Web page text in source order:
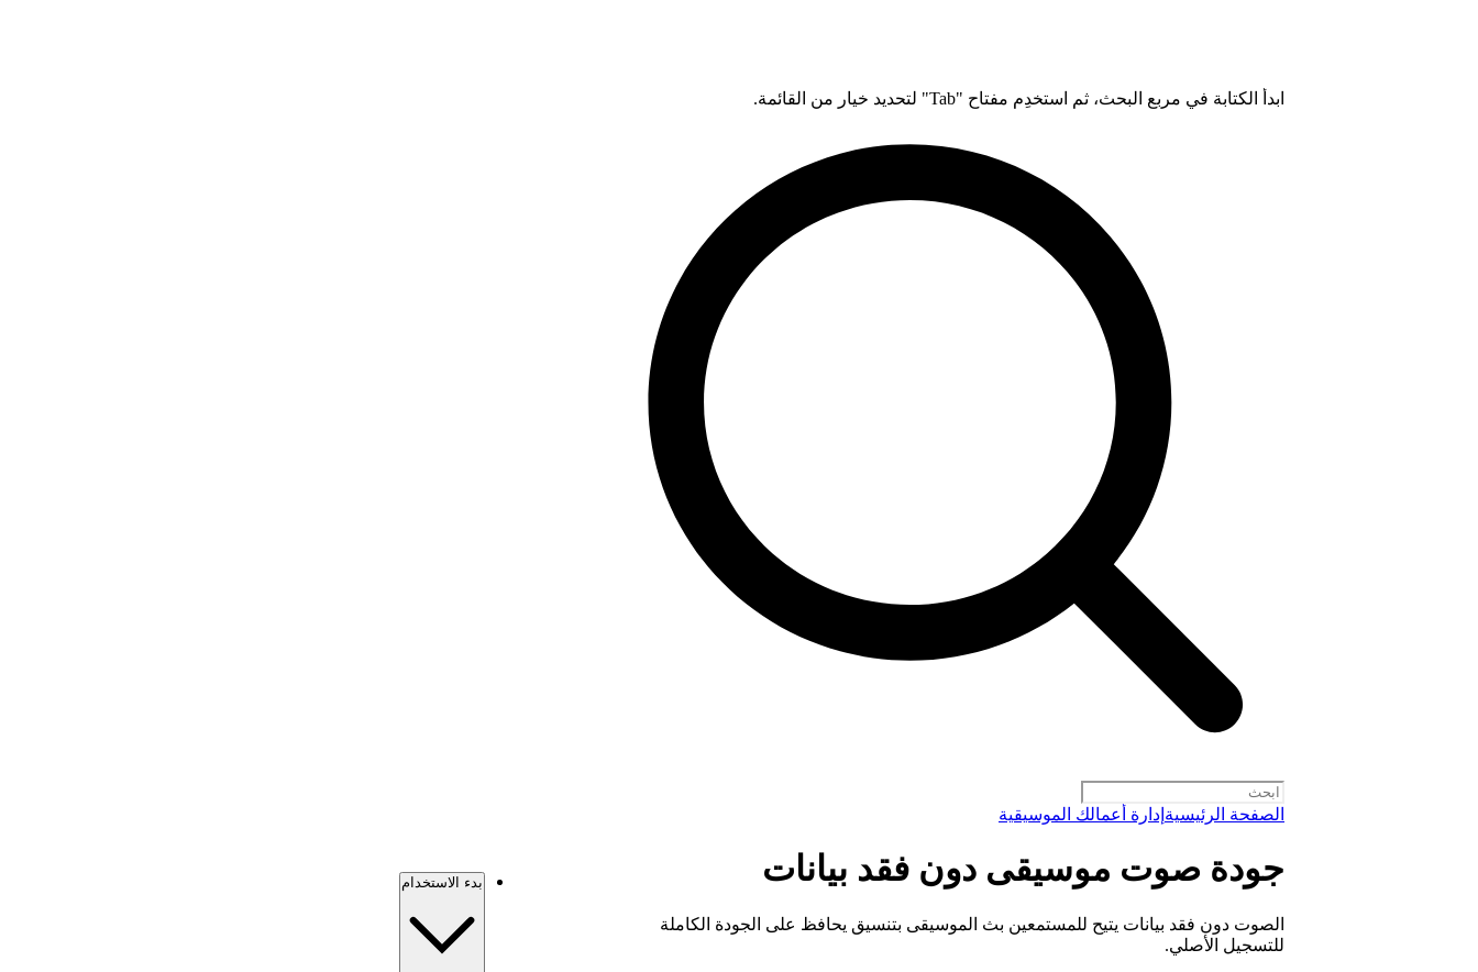
ابدأ الكتابة في مربع البحث، ثم استخدِم مفتاح "Tab" لتحديد خيار من القائمة.
الصفحة الرئيسية إدارة أعمالك الموسيقية
جودة صوت موسيقى دون فقد بيانات
الصوت دون فقد بيانات يتيح للمستمعين بث الموسيقى بتنسيق يحافظ على الجودة الكاملة
للتسجيل الأصلي.
بدء الاستخدام